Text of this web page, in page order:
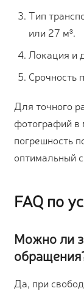
Тип
или 27 м³.
Локация и
Срочность
Для точного
фотографий в
погрешность
оптимальный
FAQ по
Можно ли
Да, при